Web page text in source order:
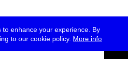
to enhance your experience. By
to our cookie policy. More info